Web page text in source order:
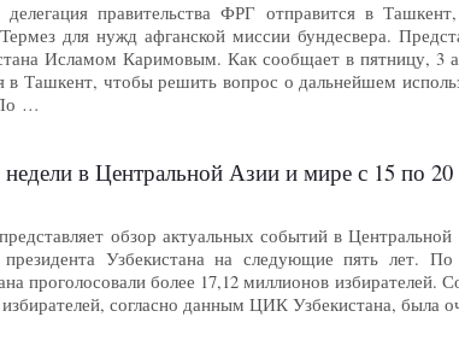
правительства ФРГ отправится в
для нужд афганской миссии бундесвера.
Исламом Каримовым. Как сообщает в пятницу, 3
в Ташкент, чтобы решить вопрос о дальнейшем
…
в Центральной Азии и мире с 15 по 20
обзор актуальных событий в
Узбекистана на следующие пять лет.
проголосовали более 17,12 миллионов
избирателей, согласно данным ЦИК Узбекистана, была